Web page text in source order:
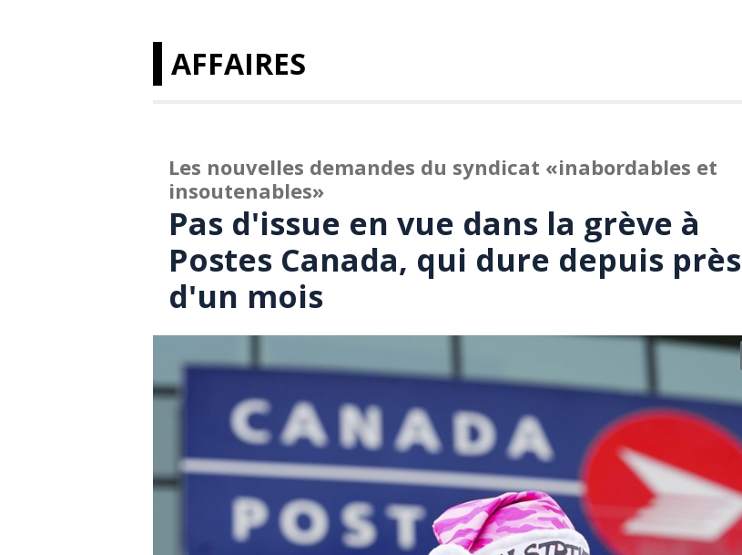
AFFAIRES
Les nouvelles demandes du syndicat «inabordables et
insoutenables»
Pas d'issue en vue dans la grève à
Postes Canada, qui dure depuis près
d'un mois